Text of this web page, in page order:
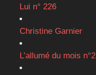
Lui n° 226
Christine Garnier
L’allumé du mois n°2